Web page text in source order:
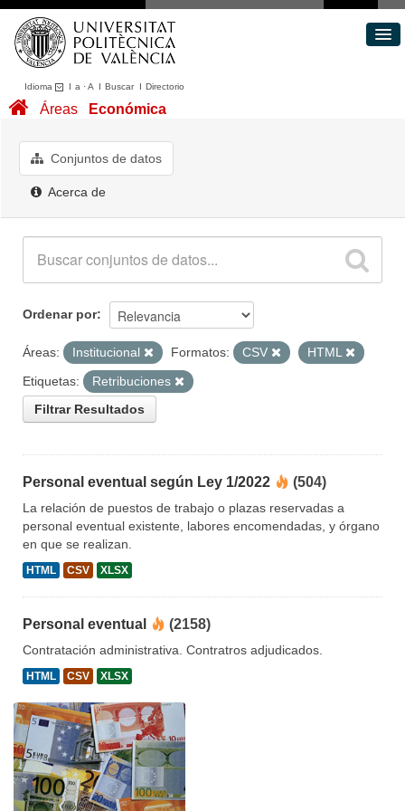
Idioma I a ·A I BuscarI Directorio
Conjuntos de datos
Acerca de
Áreas Económica
Conjuntos de datos
Acerca de
Ordenar por
Áreas: Institucional Formatos: CSV
HTML
Etiquetas:
Retribuciones
Filtrar Resultados
Personal eventual según Ley 1/2022 (504)
La relación de puestos de trabajo o plazas reservadas a
personal eventual existente, labores encomendadas, y órgano
en que se realizan.
HTML CSV XLSX
Personal eventual (2158)
Contratación administrativa. Contratros adjudicados.
HTML CSV XLSX